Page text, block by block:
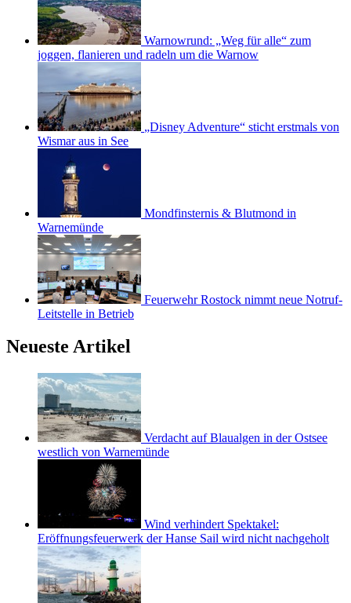
Warnowrund: „Weg für alle“ zum
joggen, flanieren und radeln um die Warnow
„Disney Adventure“ sticht erstmals von
Wismar aus in See
Mondfinsternis & Blutmond in
Warnemünde
Feuerwehr Rostock nimmt neue Notruf-
Leitstelle in Betrieb
Neueste Artikel
Verdacht auf Blaualgen in der Ostsee
westlich von Warnemünde
Wind verhindert Spektakel:
Eröffnungsfeuerwerk der Hanse Sail wird nicht nachgeholt